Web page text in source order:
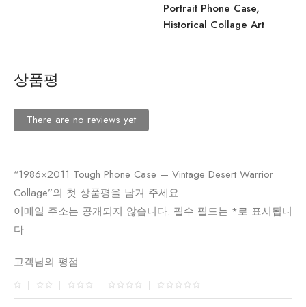
Portrait Phone Case,
Historical Collage Art
상품평
There are no reviews yet
“1986×2011 Tough Phone Case — Vintage Desert Warrior
Collage”의 첫 상품평을 남겨 주세요
이메일 주소는 공개되지 않습니다. 필수 필드는 *로 표시됩니
다
고객님의 평점